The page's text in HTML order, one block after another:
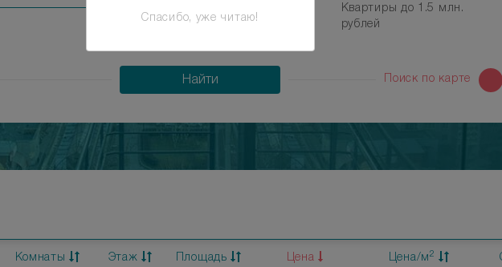
Квартиры до 1.5 млн.
рублей
Найти Поиск по карте
Комнаты Этаж Площадь Цена Цена/м 2
Спасибо, уже читаю!